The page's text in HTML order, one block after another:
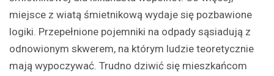
miejsce z wiatą śmietnikową wydaje się pozbawione
logiki. Przepełnione pojemniki na odpady sąsiadują z
odnowionym skwerem, na którym ludzie teoretycznie
mają wypoczywać. Trudno dziwić się mieszkańcom